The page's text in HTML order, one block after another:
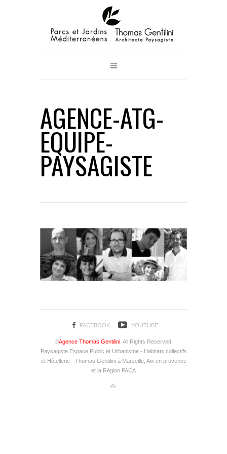
AGENCE-ATG-
EQUIPE-
PAYSAGISTE
FACEBOOK YOUTUBE
©Agence Thomas Gentilini. All Rights Reserved.
Paysagiste Espace Public et Urbanisme - Habitats collectifs
et Hôtellerie - Thomas Gentilini à Marseille, Aix en provence
et la Région PACA